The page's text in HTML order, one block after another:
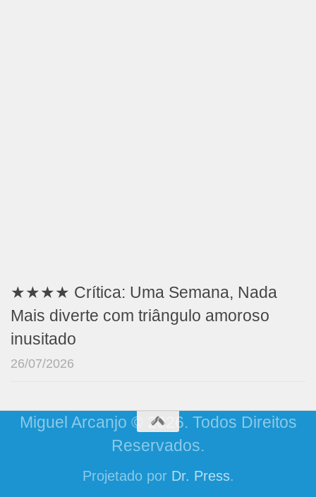
★★★★ Crítica: Uma Semana, Nada
Mais diverte com triângulo amoroso
inusitado
26/07/2026
Miguel Arcanjo © 2026. Todos Direitos
Reservados.
Projetado por Dr. Press.